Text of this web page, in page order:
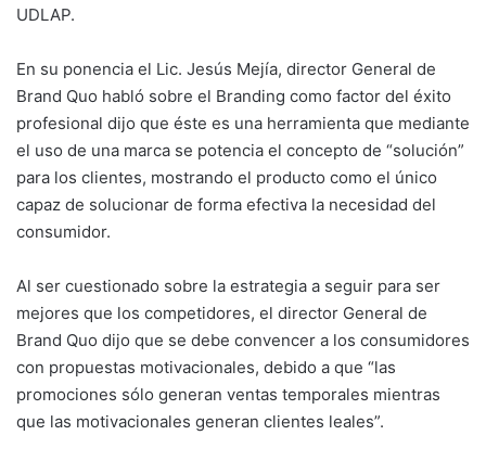
UDLAP.
En su ponencia el Lic. Jesús Mejía, director General de
Brand Quo habló sobre el Branding como factor del éxito
profesional dijo que éste es una herramienta que mediante
el uso de una marca se potencia el concepto de “solución”
para los clientes, mostrando el producto como el único
capaz de solucionar de forma efectiva la necesidad del
consumidor.
Al ser cuestionado sobre la estrategia a seguir para ser
mejores que los competidores, el director General de
Brand Quo dijo que se debe convencer a los consumidores
con propuestas motivacionales, debido a que “las
promociones sólo generan ventas temporales mientras
que las motivacionales generan clientes leales”.